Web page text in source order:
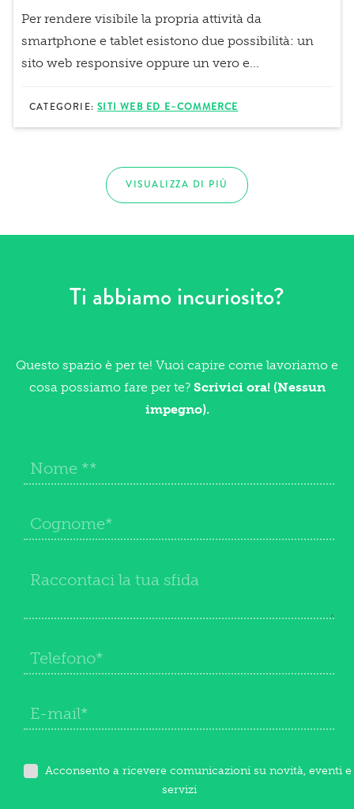
Per rendere visibile la propria attività da
smartphone e tablet esistono due possibilità: un
sito web responsive oppure un vero e...
CATEGORIE:SITI WEB ED E–COMMERCE
VISUALIZZA DI PIÙ
Ti abbiamo incuriosito?
Questo spazio è per te! Vuoi capire come lavoriamo e
cosa possiamo fare per te? Scrivici ora! (Nessun
impegno).
Acconsento a ricevere comunicazioni su novità, eventi e
servizi